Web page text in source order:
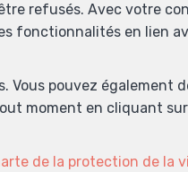
refusés. Avec votre
fonctionnalités en lien
pouvez également
moment en cliquant
de la protection de la